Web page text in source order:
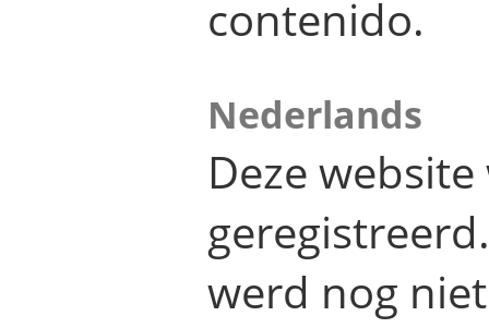
contenido.
Nederlands
Deze
werd nog